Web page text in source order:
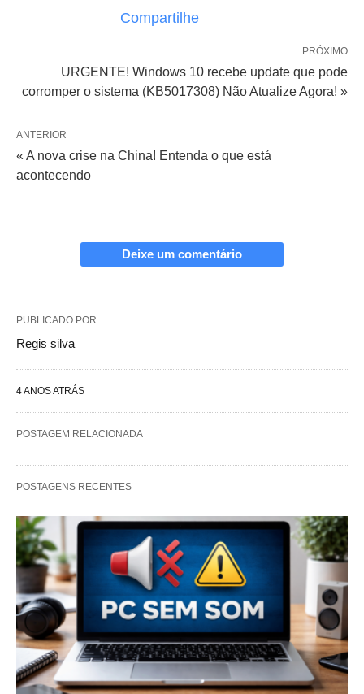
Compartilhe
PRÓXIMO
URGENTE! Windows 10 recebe update que pode
corromper o sistema (KB5017308) Não Atualize Agora! »
ANTERIOR
« A nova crise na China! Entenda o que está
acontecendo
Deixe um comentário
PUBLICADO POR
Regis silva
4 ANOS ATRÁS
POSTAGEM RELACIONADA
POSTAGENS RECENTES